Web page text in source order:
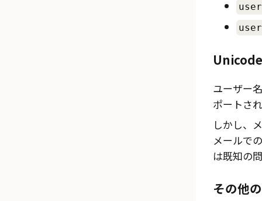
ユーザー
ポートさ
しかし、
メールで
は既知の
その他